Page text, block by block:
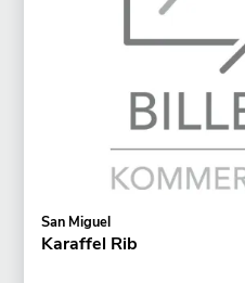
San Miguel
Karaffel Rib